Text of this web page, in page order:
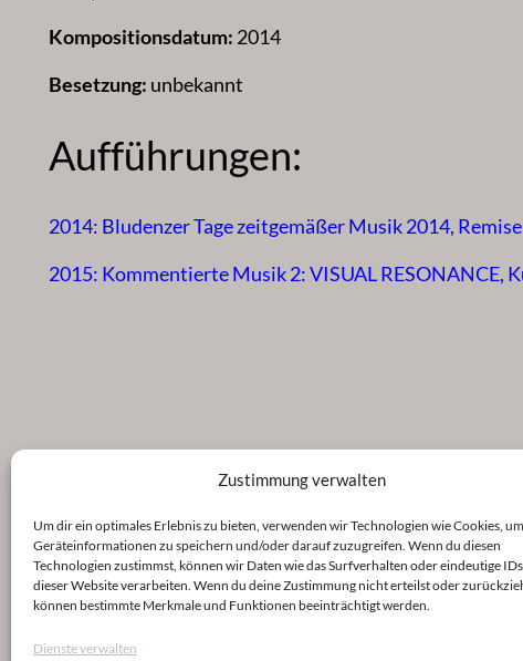
Zustimmung verwalten
Um dir ein optimales Erlebnis zu bieten, verwenden wir Technologien wie Cookies, um
Geräteinformationen zu speichern und/oder darauf zuzugreifen. Wenn du diesen
Technologien zustimmst, können wir Daten wie das Surfverhalten oder eindeutige
dieser Website verarbeiten. Wenn du deine Zustimmung nicht erteilst oder
können bestimmte Merkmale und Funktionen beeinträchtigt werden.
Dienste verwalten
Kompositionsdatum: 2014
Besetzung: unbekannt
Aufführungen:
2014: Bludenzer Tage zeitgemäßer Musik 2014,
2015: Kommentierte Musik 2: VISUAL RESONANCE,